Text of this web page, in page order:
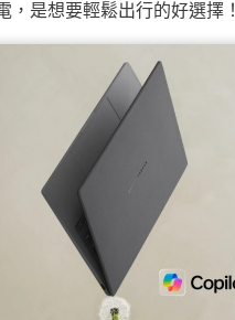
，是想要輕鬆出行的好選擇！